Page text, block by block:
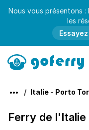
Nous vous présentons
les
Italie - Porto
Ferry de